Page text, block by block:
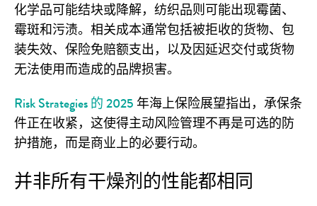
化学品可能结块或降解，纺织品则可能出现霉菌、
霉斑和污渍。相关成本通常包括被拒收的货物、包
装失效、保险免赔额支出，以及因延迟交付或货物
无法使用而造成的品牌损害。
Risk Strategies 的 2025年海上保险展望指出，承保条
件正在收紧，这使得主动风险管理不再是可选的防
护措施，而是商业上的必要行动。
并非所有干燥剂的性能都相同